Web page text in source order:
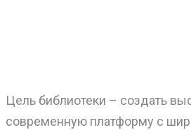
Цель библиотеки – создать
современную платформу с